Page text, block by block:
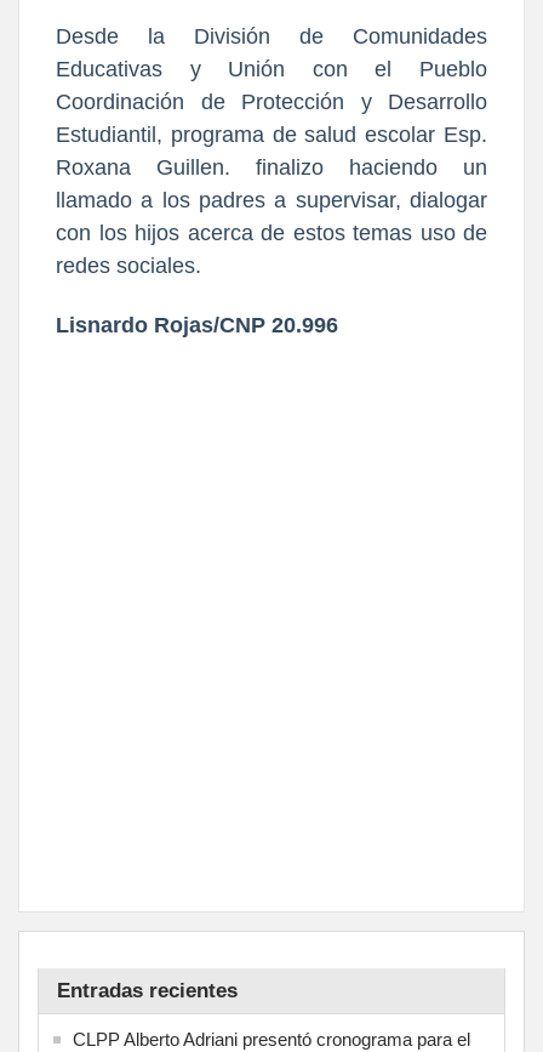
Desde la División de Comunidades
Educativas y Unión con el Pueblo
Coordinación de Protección y Desarrollo
Estudiantil, programa de salud escolar Esp.
Roxana Guillen. finalizo haciendo un
llamado a los padres a supervisar, dialogar
con los hijos acerca de estos temas uso de
redes sociales.
Lisnardo Rojas/CNP 20.996
Entradas recientes
CLPP Alberto Adriani presentó cronograma para el